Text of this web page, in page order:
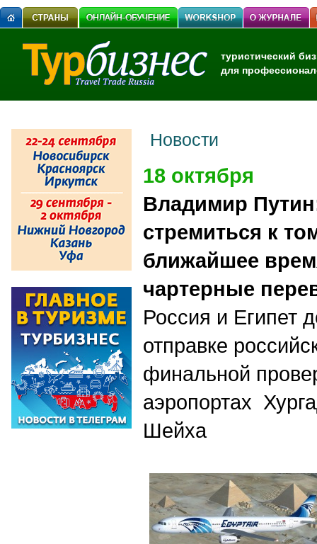
туристический
для
Новости
18 октября
Владимир
стремиться к
ближайшее
чартерные
Россия и Египет
отправке
финальной
аэропoртах
Шейха